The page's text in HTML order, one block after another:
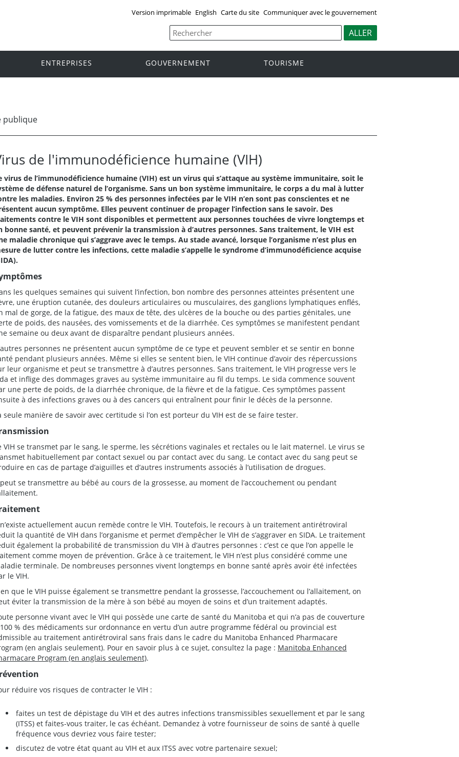
Version imprimable English Carte du site Communiquer avec le gouvernement
ENTREPRISES GOUVERNEMENT TOURISME
publique
de l'immunodéficience humaine (VIH)
virus de l’immunodéficience humaine (VIH) est un virus qui s’attaque au système immunitaire, soit le
de défense naturel de l’organisme. Sans un bon système immunitaire, le corps a du mal à lutter
les maladies. Environ 25 % des personnes infectées par le VIH n’en sont pas conscientes et ne
aucun symptôme. Elles peuvent continuer de propager l’infection sans le savoir. Des
contre le VIH sont disponibles et permettent aux personnes touchées de vivre longtemps et
bonne santé, et peuvent prévenir la transmission à d’autres personnes. Sans traitement, le VIH est
maladie chronique qui s’aggrave avec le temps. Au stade avancé, lorsque l’organisme n’est plus en
de lutter contre les infections, cette maladie s’appelle le syndrome d’immunodéficience acquise
les quelques semaines qui suivent l’infection, bon nombre des personnes atteintes présentent une
une éruption cutanée, des douleurs articulaires ou musculaires, des ganglions lymphatiques enflés,
mal de gorge, de la fatigue, des maux de tête, des ulcères de la bouche ou des parties génitales, une
de poids, des nausées, des vomissements et de la diarrhée. Ces symptômes se manifestent pendant
semaine ou deux avant de disparaître pendant plusieurs années.
personnes ne présentent aucun symptôme de ce type et peuvent sembler et se sentir en bonne
pendant plusieurs années. Même si elles se sentent bien, le VIH continue d’avoir des répercussions
leur organisme et peut se transmettre à d’autres personnes. Sans traitement, le VIH progresse vers le
et inflige des dommages graves au système immunitaire au fil du temps. Le sida commence souvent
une perte de poids, de la diarrhée chronique, de la fièvre et de la fatigue. Ces symptômes passent
à des infections graves ou à des cancers qui entraînent pour finir le décès de la personne.
seule manière de savoir avec certitude si l’on est porteur du VIH est de se faire tester.
VIH se transmet par le sang, le sperme, les sécrétions vaginales et rectales ou le lait maternel. Le virus se
habituellement par contact sexuel ou par contact avec du sang. Le contact avec du sang peut se
en cas de partage d’aiguilles et d’autres instruments associés à l’utilisation de drogues.
se transmettre au bébé au cours de la grossesse, au moment de l’accouchement ou pendant
actuellement aucun remède contre le VIH. Toutefois, le recours à un traitement antirétroviral
la quantité de VIH dans l’organisme et permet d’empêcher le VIH de s’aggraver en SIDA. Le traitement
également la probabilité de transmission du VIH à d’autres personnes : c’est ce que l’on appelle le
comme moyen de prévention. Grâce à ce traitement, le VIH n’est plus considéré comme une
terminale. De nombreuses personnes vivent longtemps en bonne santé après avoir été infectées
le VIH.
que le VIH puisse également se transmettre pendant la grossesse, l’accouchement ou l’allaitement, on
éviter la transmission de la mère à son bébé au moyen de soins et d’un traitement adaptés.
personne vivant avec le VIH qui possède une carte de santé du Manitoba et qui n’a pas de couverture
% des médicaments sur ordonnance en vertu d’un autre programme fédéral ou provincial est
au traitement antirétroviral sans frais dans le cadre du Manitoba Enhanced Pharmacare
(en anglais seulement). Pour en savoir plus à ce sujet, consultez la page : Manitoba Enhanced
Program (en anglais seulement).
réduire vos risques de contracter le VIH :
faites un test de dépistage du VIH et des autres infections transmissibles sexuellement et par le sang
(ITSS) et faites-vous traiter, le cas échéant. Demandez à votre fournisseur de soins de santé à quelle
fréquence vous devriez vous faire tester;
discutez de votre état quant au VIH et aux ITSS avec votre partenaire sexuel;